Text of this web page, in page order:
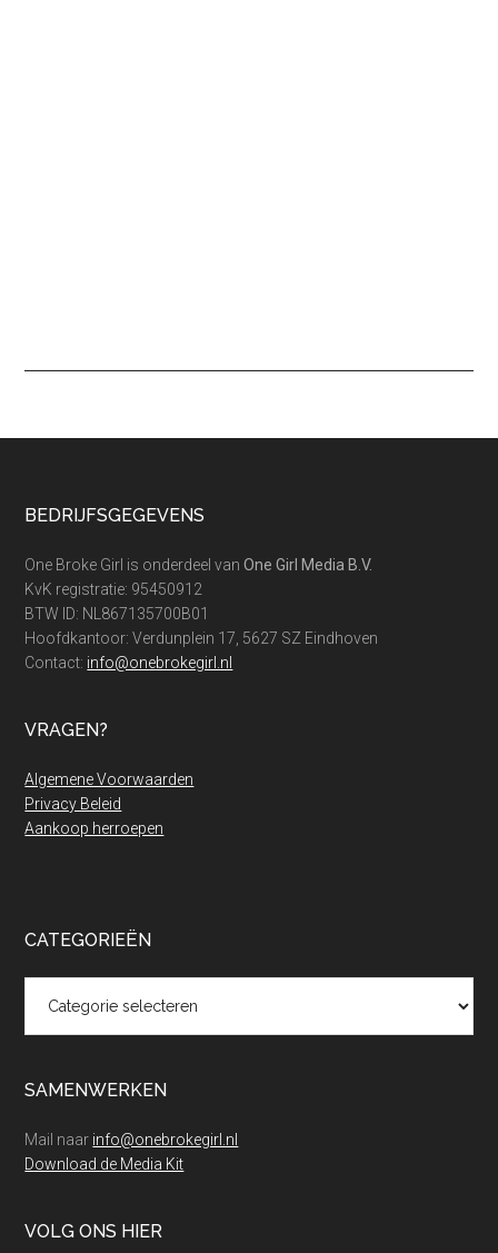
Footer
BEDRIJFSGEGEVENS
One Broke Girl is onderdeel vanOne Girl Media B.V.
KvK registratie: 95450912
BTW ID: NL867135700B01
Hoofdkantoor: Verdunplein 17, 5627 SZ Eindhoven
Contact: info@onebrokegirl.nl
VRAGEN?
Algemene Voorwaarden
Privacy Beleid
Aankoop herroepen
CATEGORIEËN
SAMENWERKEN
Mail naar info@onebrokegirl.nl
Download de Media Kit
VOLG ONS HIER